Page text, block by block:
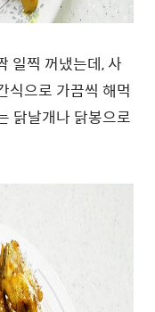
일찍 꺼냈는데, 사
식으로 가끔씩 해먹
닭날개나 닭봉으로